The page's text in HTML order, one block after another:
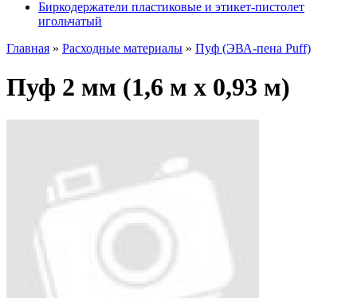
Биркодержатели пластиковые и этикет-пистолет
игольчатый
Главная » Расходные материалы » Пуф (ЭВА-пена Puff)
Пуф 2 мм (1,6 м х 0,93 м)